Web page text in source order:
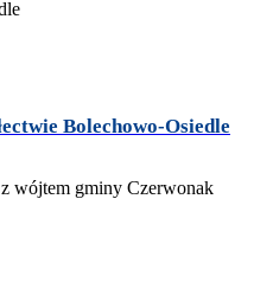
Bolechowo-Osiedle